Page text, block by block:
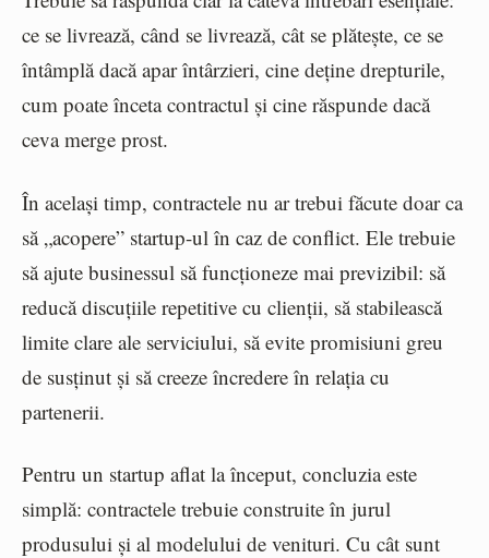
ce se livrează, când se livrează, cât se plătește, ce se
întâmplă dacă apar întârzieri, cine deține drepturile,
cum poate înceta contractul și cine răspunde dacă
ceva merge prost.
În același timp, contractele nu ar trebui făcute doar ca
să „acopere” startup-ul în caz de conflict. Ele trebuie
să ajute businessul să funcționeze mai previzibil: să
reducă discuțiile repetitive cu clienții, să stabilească
limite clare ale serviciului, să evite promisiuni greu
de susținut și să creeze încredere în relația cu
partenerii.
Pentru un startup aflat la început, concluzia este
simplă: contractele trebuie construite în jurul
produsului și al modelului de venituri. Cu cât sunt